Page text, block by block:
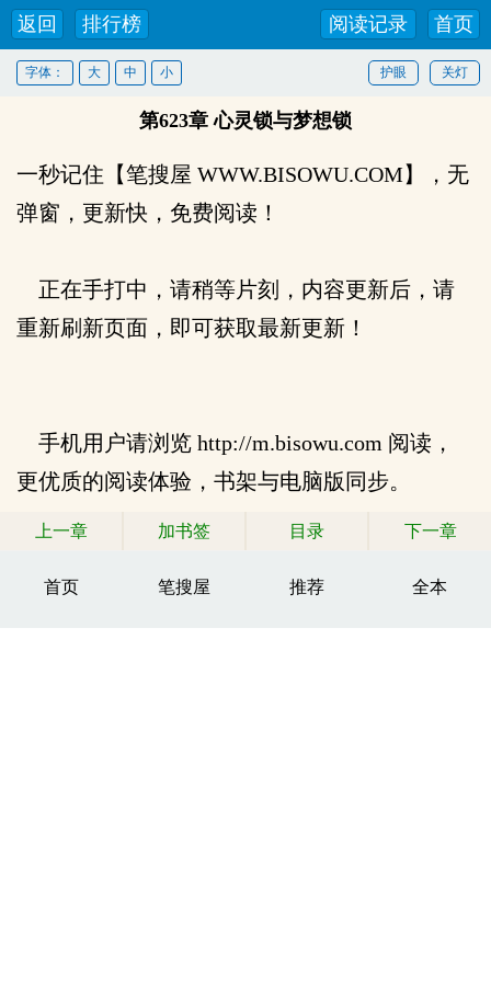
返回 排行榜 首页
阅读记录
关灯
护眼
字体： 大 中 小
第623章 心灵锁与梦想锁
一秒记住【笔搜屋 WWW.BISOWU.COM】，无
弹窗，更新快，免费阅读！
正在手打中，请稍等片刻，内容更新后，请
重新刷新页面，即可获取最新更新！
手机用户请浏览 http://m.bisowu.com 阅读，
更优质的阅读体验，书架与电脑版同步。
上一章 加书签 目录 下一章
首页 笔搜屋 推荐 全本